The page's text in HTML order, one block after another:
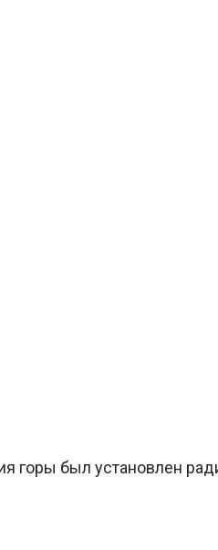
горы был установлен